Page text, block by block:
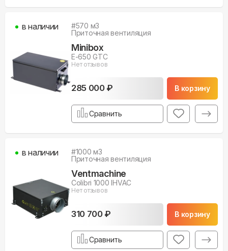
#570 м3
Приточная вентиляция
Minibox
E-650 GTC
Нет отзывов
285 000 ₽ В корзину
в наличии
Сравнить
#1000 м3
Приточная вентиляция
Ventmachine
Colibri 1000 IHVAC
Нет отзывов
310 700 ₽ В корзину
в наличии
Сравнить